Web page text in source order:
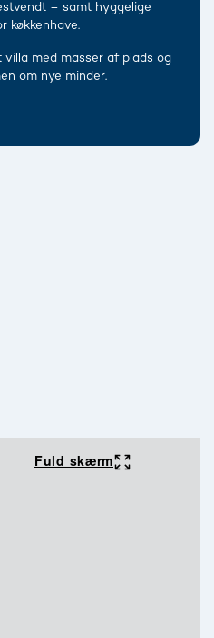
– samt hyggelige
køkkenhave.
villa med masser af plads og
om nye minder.
Fuld skærm